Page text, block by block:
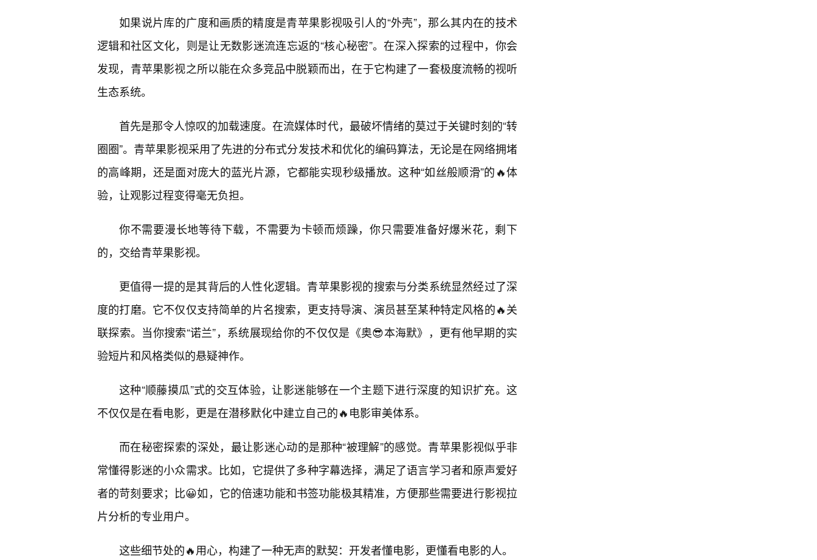
如果说片库的广度和画质的精度是青苹果影视吸引人的“外壳”，那么其内在的技术
逻辑和社区文化，则是让无数影迷流连忘返的“核心秘密”。在深入探索的过程中，你会
发现，青苹果影视之所以能在众多竞品中脱颖而出，在于它构建了一套极度流畅的视听
生态系统。
首先是那令人惊叹的加载速度。在流媒体时代，最破坏情绪的莫过于关键时刻的“转
圈圈”。青苹果影视采用了先进的分布式分发技术和优化的编码算法，无论是在网络拥堵
的高峰期，还是面对庞大的蓝光片源，它都能实现秒级播放。这种“如丝般顺滑”的🔥体
验，让观影过程变得毫无负担。
你不需要漫长地等待下载，不需要为卡顿而烦躁，你只需要准备好爆米花，剩下
的，交给青苹果影视。
更值得一提的是其背后的人性化逻辑。青苹果影视的搜索与分类系统显然经过了深
度的打磨。它不仅仅支持简单的片名搜索，更支持导演、演员甚至某种特定风格的🔥关
联探索。当你搜索“诺兰”，系统展现给你的不仅仅是《奥😎本海默》，更有他早期的实
验短片和风格类似的悬疑神作。
这种“顺藤摸瓜”式的交互体验，让影迷能够在一个主题下进行深度的知识扩充。这
不仅仅是在看电影，更是在潜移默化中建立自己的🔥电影审美体系。
而在秘密探索的深处，最让影迷心动的是那种“被理解”的感觉。青苹果影视似乎非
常懂得影迷的小众需求。比如，它提供了多种字幕选择，满足了语言学习者和原声爱好
者的苛刻要求；比😀如，它的倍速功能和书签功能极其精准，方便那些需要进行影视拉
片分析的专业用户。
这些细节处的🔥用心，构建了一种无声的默契：开发者懂电影，更懂看电影的人。